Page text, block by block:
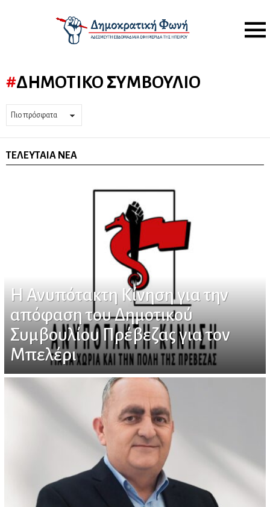
Menu
ΔΗΜΟΤΙΚΌ ΣΥΜΒΟΎΛΙΟ
ΤΕΛΕΥΤΑΊΑ ΝΈΑ
Η Ανυπότακτη Κίνηση για την
απόφαση του Δημοτικού
Συμβουλίου Πρέβεζας για τον
Μπελέρι